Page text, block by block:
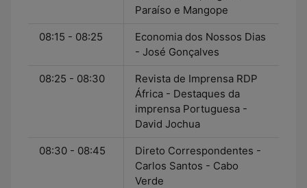
Paraíso e Mangope
08:15 - 08:25
Economia dos Nossos Dias
- José Gonçalves
08:25 - 08:30
Revista de Imprensa RDP
África - Destaques da
imprensa Portuguesa -
David Jochua
08:30 - 08:45
Direto Correspondentes -
Carlos Santos - Cabo
Verde